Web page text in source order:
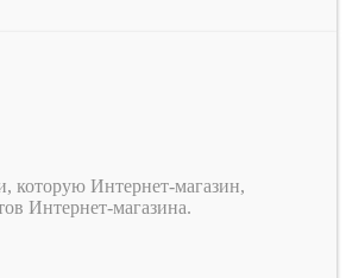
которую Интернет-магазин,
Интернет-магазина.